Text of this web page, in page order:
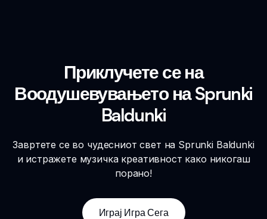
Приклучете се на
Воодушевувањето на Sprunki
Baldunki
Завртете се во чудесниот свет на Sprunki Baldunki
и истражете музичка креативност како никогаш
порано!
Играј Игра Сега